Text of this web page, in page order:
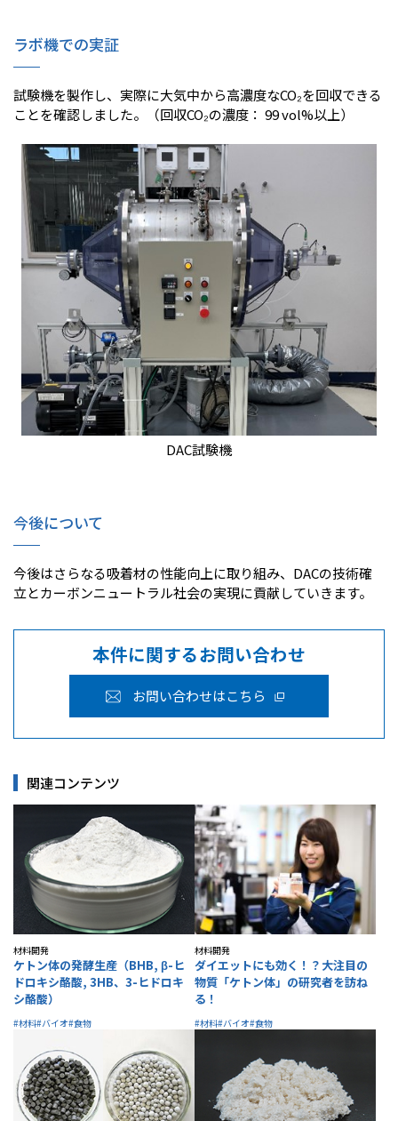
ラボ機での実証
試験機を製作し、実際に大気中から高濃度なCO₂を回収できる
ことを確認しました。（回収CO₂の濃度： 99 vol%以上）
DAC試験機
今後について
今後はさらなる吸着材の性能向上に取り組み、DACの技術確
立とカーボンニュートラル社会の実現に貢献していきます。
本件に関するお問い合わせ
お問い合わせはこちら
関連コンテンツ
材料開発
ケトン体の発酵生産（BHB, β-ヒ
ドロキシ酪酸, 3HB、3-ヒドロキ
シ酪酸）
#材料#バイオ#食物
材料開発
ダイエットにも効く！？大注目の
物質「ケトン体」の研究者を訪ね
る！
#材料#バイオ#食物